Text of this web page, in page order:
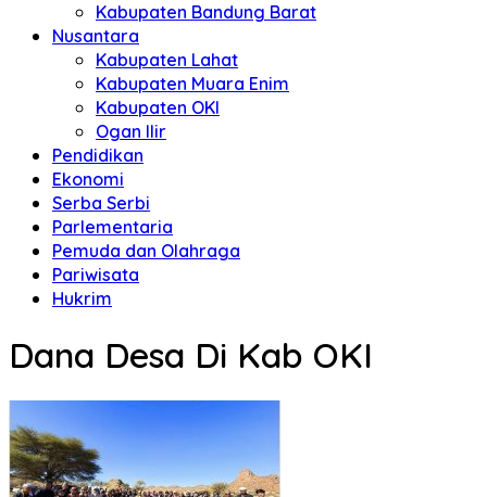
Kabupaten Bandung Barat
Nusantara
Kabupaten Lahat
Kabupaten Muara Enim
Kabupaten OKI
Ogan Ilir
Pendidikan
Ekonomi
Serba Serbi
Parlementaria
Pemuda dan Olahraga
Pariwisata
Hukrim
Dana Desa Di Kab OKI